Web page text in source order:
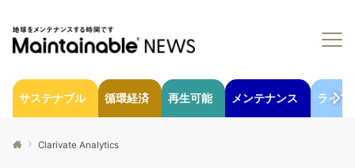
サステナブル 循環経済 再生可能 メンテナンス ライフ
Clarivate Analytics